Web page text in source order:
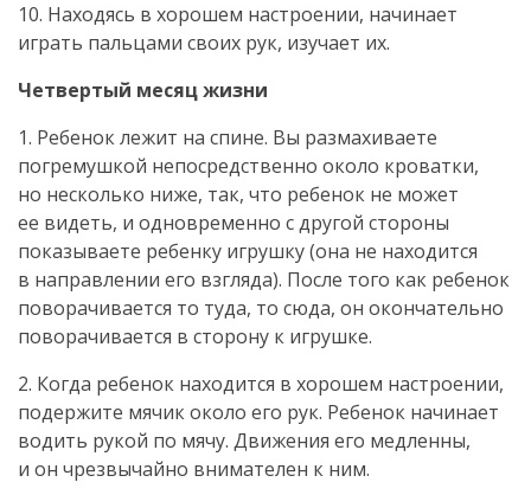
10. Находясь в хорошем настроении, начинает
играть пальцами своих рук, изучает их.
Четвертый месяц жизни
1. Ребенок лежит на спине. Вы размахиваете
погремушкой непосредственно около кроватки,
но несколько ниже, так, что ребенок не может
ее видеть, и одновременно с другой стороны
показываете ребенку игрушку (она не находится
в направлении его взгляда). После того как ребенок
поворачивается то туда, то сюда, он окончательно
поворачивается в сторону к игрушке.
2. Когда ребенок находится в хорошем настроении,
подержите мячик около его рук. Ребенок начинает
водить рукой по мячу. Движения его медленны,
и он чрезвычайно внимателен к ним.